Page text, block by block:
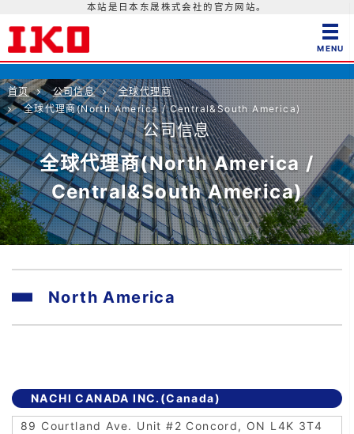
本站是日本东晟株式会社的官方网站。
首页 公司信息
全球代理商
全球代理商(North America / Central&South America)
公司信息
全球代理商(North America /
Central&South America)
North America
NACHI CANADA INC.(Canada)
89 Courtland Ave. Unit #2 Concord, ON L4K 3T4